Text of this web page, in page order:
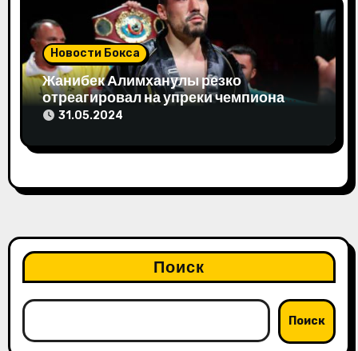
Новости Бокса
Жанибек Алимханулы резко
отреагировал на упреки чемпиона
мира
31.05.2024
Поиск
Поиск